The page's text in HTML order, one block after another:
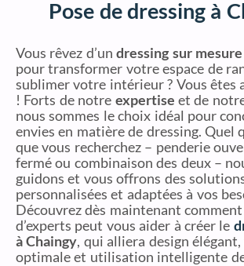
Pose de dressing à
Vous rêvez d’undressing sur
pour transformer votre espace de
sublimer votre intérieur ? Vous êtes
! Forts de notre expertise et de
nous sommes le choix idéal pour
envies en matière de dressing. Quel
que vous recherchez – penderie
fermé ou combinaison des deux –
guidons et vous offrons des
personnalisées et adaptées à vos
Découvrez dès maintenant
d’experts peut vous aider à créer le
à Chaingy, qui alliera design
optimale et utilisation intelligente de